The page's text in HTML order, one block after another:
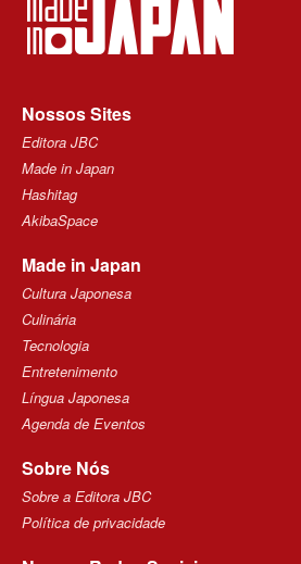
Nossos Sites
Editora JBC
Made in Japan
Hashitag
AkibaSpace
Made in Japan
Cultura Japonesa
Culinária
Tecnologia
Entretenimento
Língua Japonesa
Agenda de Eventos
Sobre Nós
Sobre a Editora JBC
Política de privacidade